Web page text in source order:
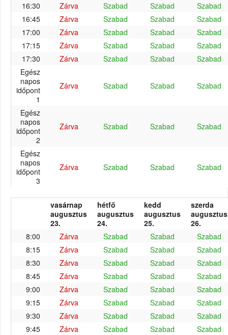
16:30 Zárva Szabad Szabad
Szabad
16:45
Zárva Szabad Szabad
Szabad
17:00
Zárva Szabad Szabad
Szabad
17:15
Zárva Szabad Szabad
Szabad
17:30
Zárva Szabad Szabad
Szabad
Egész
napos
időpont
1
Zárva Szabad Szabad Szabad
Egész
napos
időpont
2
Zárva Szabad Szabad Szabad
Egész
napos
időpont
3
Zárva Szabad Szabad Szabad
vasárnap
augusztus
23.
hétfő
augusztus
24.
kedd
augusztus
25.
szerda
augusztus
26.
8:00
Zárva Szabad Szabad
Szabad
8:15
Zárva Szabad Szabad
Szabad
8:30
Zárva Szabad Szabad
Szabad
8:45
Zárva Szabad Szabad
Szabad
9:00
Zárva Szabad Szabad
Szabad
9:15
Zárva Szabad Szabad
Szabad
9:30
Zárva Szabad Szabad
Szabad
9:45
Zárva Szabad Szabad
Szabad